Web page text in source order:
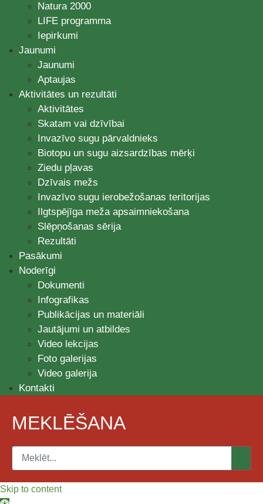
Natura 2000
LIFE programma
Iepirkumi
Jaunumi
Jaunumi
Aptaujas
Aktivitātes un rezultāti
Aktivitātes
Skatam vai dzīvībai
Invazīvo sugu pārvaldnieks
Biotopu un sugu aizsardzības mērķi
Ziedu pļavas
Dzīvais mežs
Invazīvo sugu ierobežošanas teritorijas
Ilgtspējīga meža apsaimniekošana
Slēpņošanas sērija
Rezultāti
Pasākumi
Noderīgi
Dokumenti
Infografikas
Publikācijas un materiāli
Jautājumi un atbildes
Video lekcijas
Foto galerijas
Video galerija
Kontakti
MEKLĒŠANA
Skip to content